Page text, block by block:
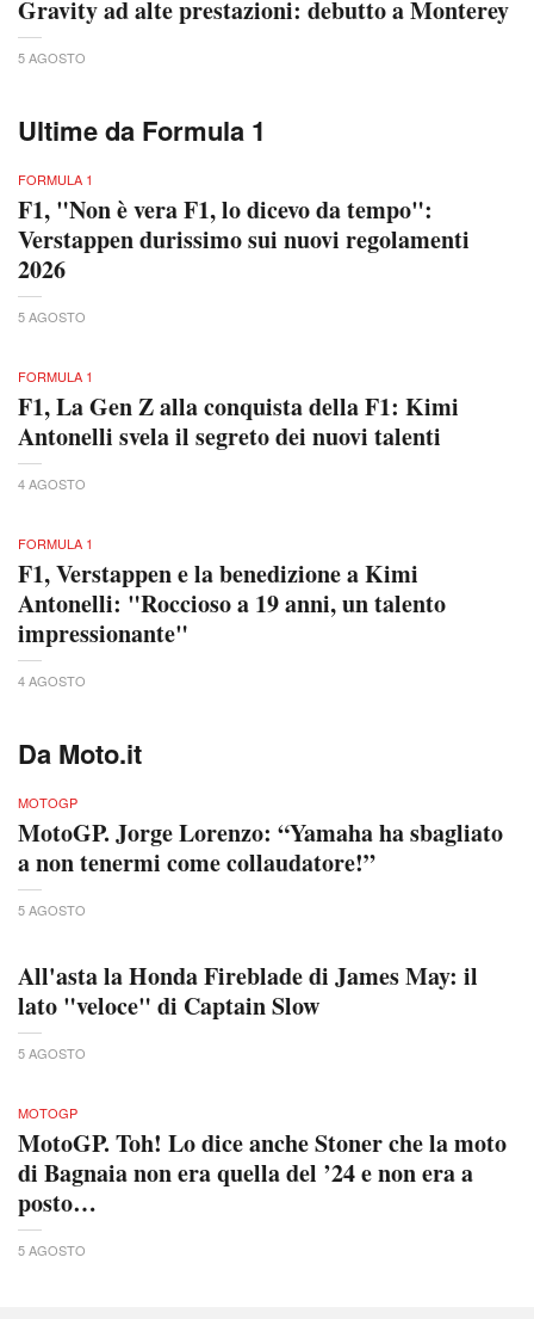
Gravity ad alte prestazioni: debutto a Monterey
5 AGOSTO
Ultime da Formula 1
FORMULA 1
F1, "Non è vera F1, lo dicevo da tempo":
Verstappen durissimo sui nuovi regolamenti
2026
5 AGOSTO
FORMULA 1
F1, La Gen Z alla conquista della F1: Kimi
Antonelli svela il segreto dei nuovi talenti
4 AGOSTO
FORMULA 1
F1, Verstappen e la benedizione a Kimi
Antonelli: "Roccioso a 19 anni, un talento
impressionante"
4 AGOSTO
Da Moto.it
MOTOGP
MotoGP. Jorge Lorenzo: “Yamaha ha sbagliato
a non tenermi come collaudatore!”
5 AGOSTO
All'asta la Honda Fireblade di James May: il
lato "veloce" di Captain Slow
5 AGOSTO
MOTOGP
MotoGP. Toh! Lo dice anche Stoner che la moto
di Bagnaia non era quella del ’24 e non era a
posto…
5 AGOSTO